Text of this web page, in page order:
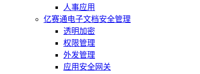
人事应用
亿赛通电子文档安全管理
透明加密
权限管理
外发管理
应用安全网关